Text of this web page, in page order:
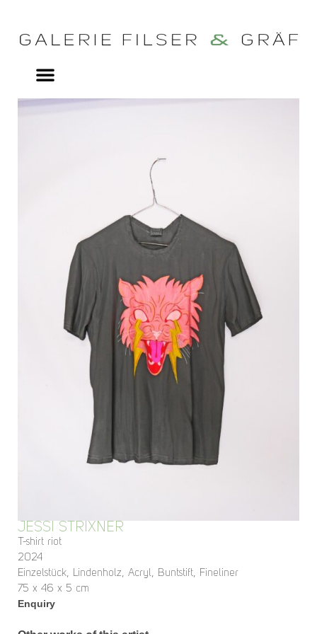
JESSI STRIXNER
T-shirt riot
2024
Einzelstück, Lindenholz, Acryl, Buntstift, Fineliner
75 x 46 x 5 cm
Enquiry